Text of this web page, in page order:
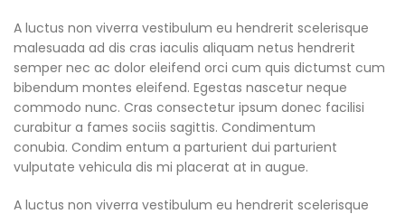
A luctus non viverra vestibulum eu hendrerit scelerisque
malesuada ad dis cras iaculis aliquam netus hendrerit
semper nec ac dolor eleifend orci cum quis dictumst cum
bibendum montes eleifend. Egestas nascetur neque
commodo nunc. Cras consectetur ipsum donec facilisi
curabitur a fames sociis sagittis. Condimentum
conubia. Condim entum a parturient dui parturient
vulputate vehicula dis mi placerat at in augue.
A luctus non viverra vestibulum eu hendrerit scelerisque